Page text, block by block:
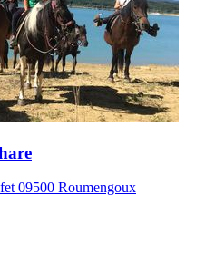
09500 Roumengoux